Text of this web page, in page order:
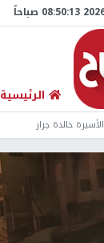
الرئيسية
الأسيرة خالدة جرار